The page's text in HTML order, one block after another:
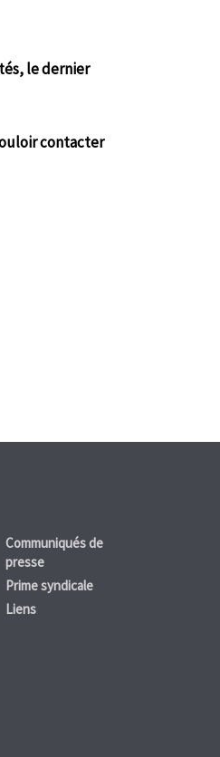
le dernier
contacter
Communiqués de
presse
Prime syndicale
Liens